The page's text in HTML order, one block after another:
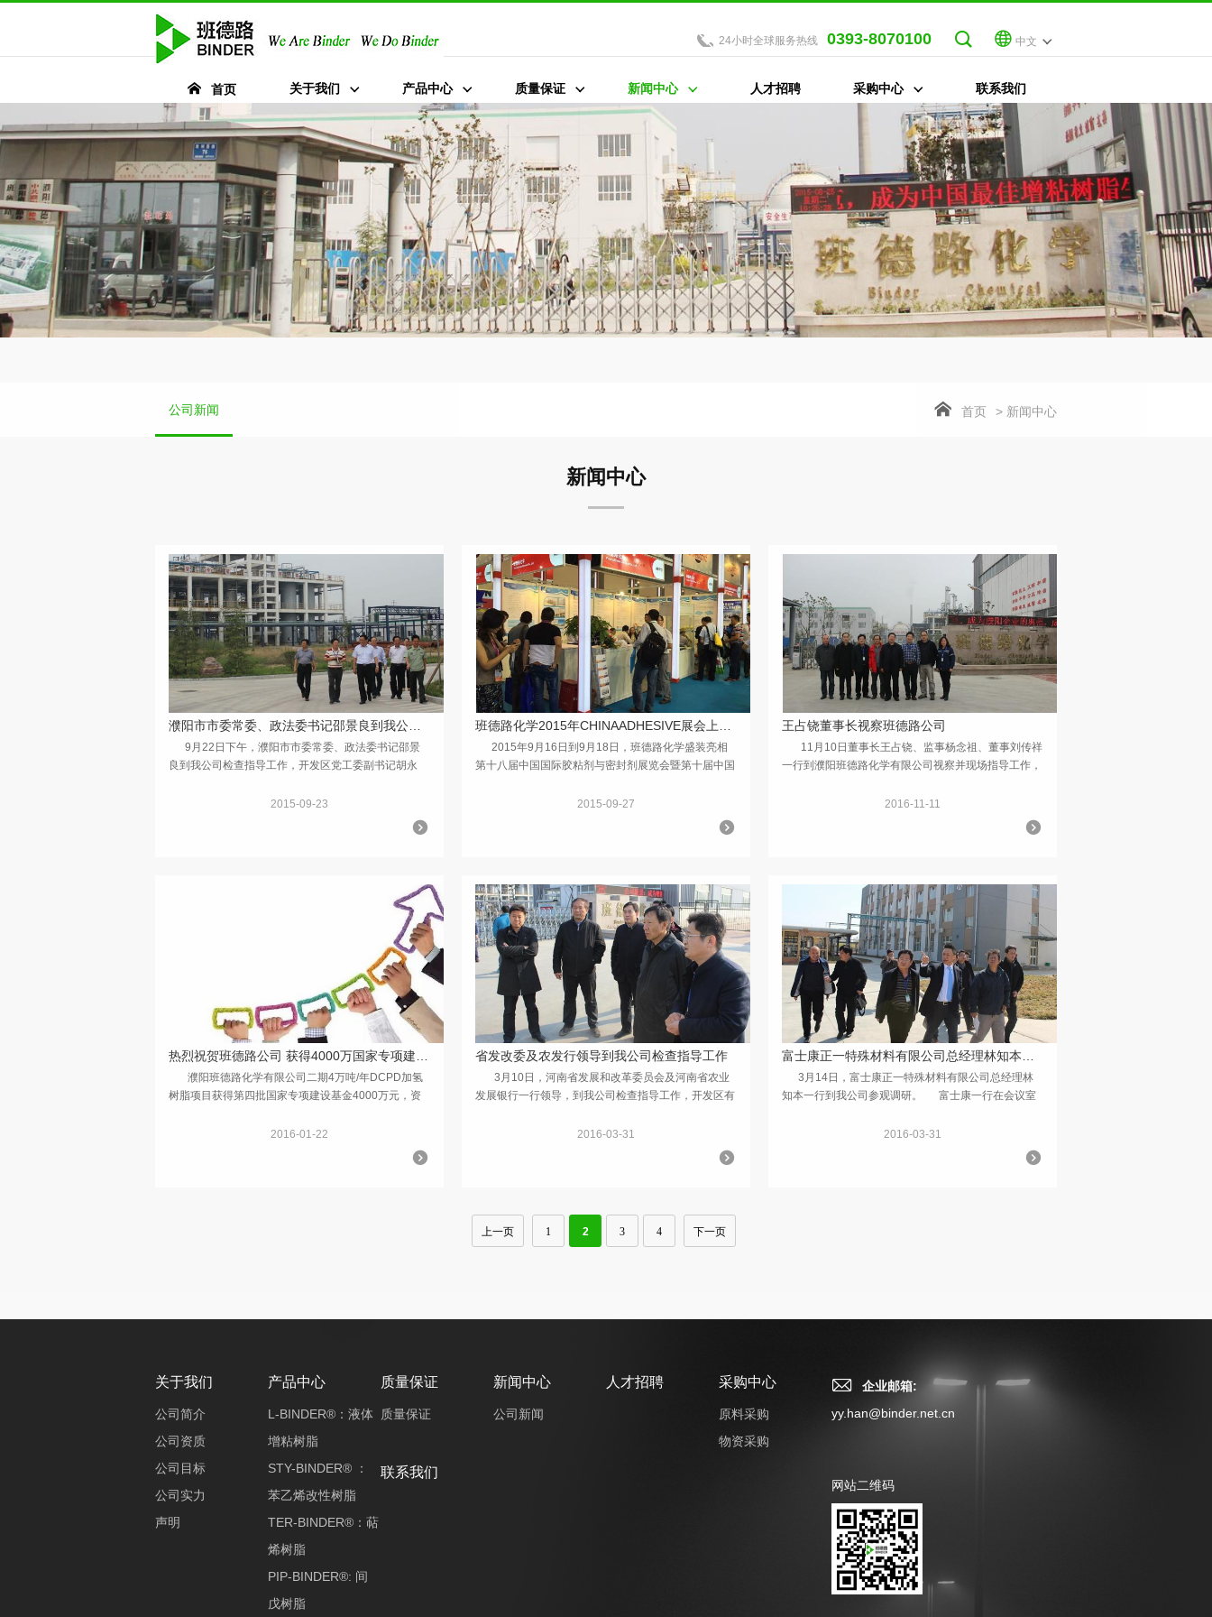
中文
24小时全球服务热线 0393-8070100
首页 关于我们 产品中心 质量保证 新闻中心 人才招聘 采购中心 联系我们
公司新闻 首页 > 新闻中心
新闻中心
9月22日下午，濮阳市市委常委、政法委书记邵景
良到我公司检查指导工作，开发区党工委副书记胡永
细了解了公司一期项目...2015-09-23
2015年9月16日到9月18日，班德路化学盛装亮相
第十八届中国国际胶粘剂与密封剂展览会暨第十届中国
观看与咨询洽谈。 &...2015-09-27
王占铙董事长视察班德路公司
11月10日董事长王占铙、监事杨念祖、董事刘传祥
一行到濮阳班德路化学有限公司视察并现场指导工作，
2016-11-11
濮阳班德路化学有限公司二期4万吨/年DCPD加氢
树脂项目获得第四批国家专项建设基金4000万元，资
2016-01-22
省发改委及农发行领导到我公司检查指导工作
3月10日，河南省发展和改革委员会及河南省农业
发展银行一行领导，到我公司检查指导工作，开发区有
2016-03-31
3月14日，富士康正一特殊材料有限公司总经理林
知本一行到我公司参观调研。 富士康一行在会议室
及商业合作等议题进行...2016-03-31
上一页 1 2 3 4 下一页
关于我们
公司简介
公司资质
公司目标
公司实力
声明
产品中心
L-BINDER®：液体
增粘树脂
STY-BINDER® ：
苯乙烯改性树脂
TER-BINDER®：萜
烯树脂
PIP-BINDER®: 间
戊树脂
质量保证
质量保证
新闻中心
公司新闻
人才招聘 采购中心
原料采购
物资采购
联系我们
企业邮箱:
yy.han@binder.net.cn
网站二维码